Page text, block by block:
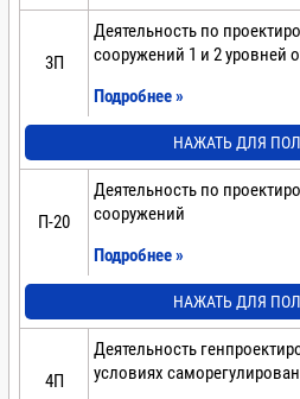
3П
Деятельность по
сооружений 1 и 2 уровней
Подробнее »
НАЖАТЬ ДЛЯ
П-20
Деятельность по
сооружений
Подробнее »
НАЖАТЬ ДЛЯ
4П
Деятельность
условиях